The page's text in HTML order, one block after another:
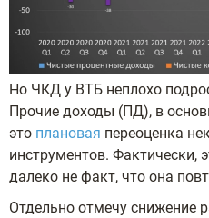
Но ЧКД у ВТБ неплохо
Прочие доходы (ПД), в
это плановая переоценка
инструментов. Фактически,
далеко не факт, что она
Отдельно отмечу снижение